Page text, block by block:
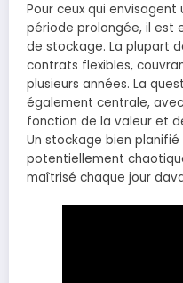
Pour ceux qui
période prolongée, il est
de stockage. La plupart
contrats flexibles,
plusieurs années. La
également centrale,
fonction de la valeur et
Un stockage bien
potentiellement
maîtrisé chaque jour